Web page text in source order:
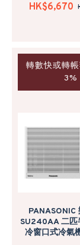
HK$6,670
轉數快或轉
3%
PANASONIC
SU240AA 二匹
冷窗口式冷氣